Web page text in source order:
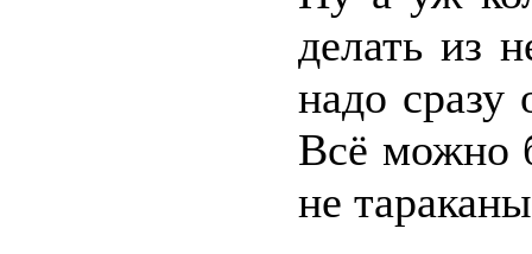
делать из
надо сразу
Всё можно
не